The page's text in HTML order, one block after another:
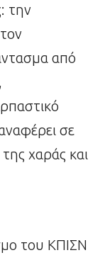
την
από
σε
χαράς και
του ΚΠΙΣΝ